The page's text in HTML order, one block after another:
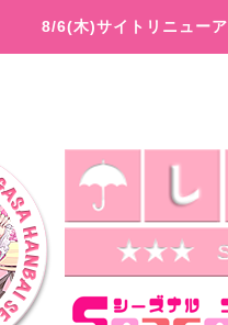
8/6(木)サイトリニュー